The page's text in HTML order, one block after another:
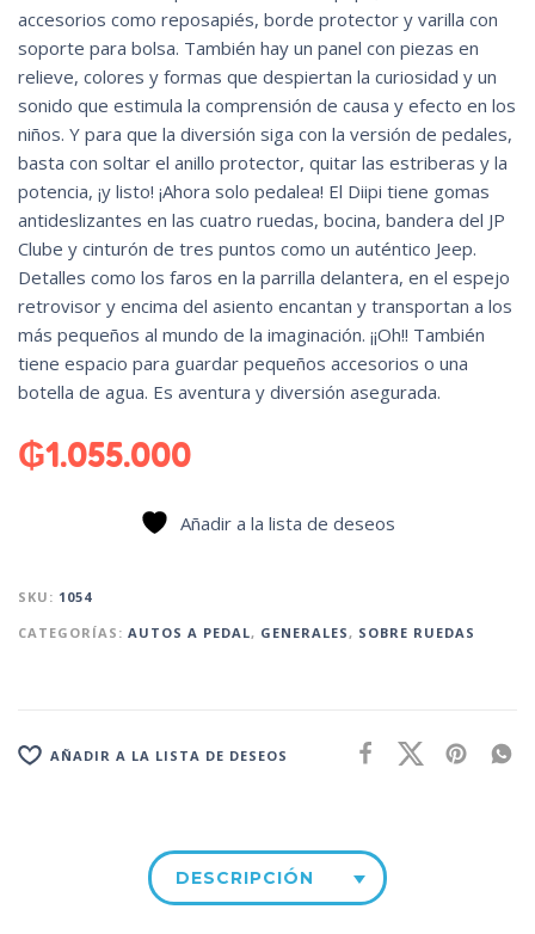
accesorios como reposapiés, borde protector y varilla con
soporte para bolsa. También hay un panel con piezas en
relieve, colores y formas que despiertan la curiosidad y un
sonido que estimula la comprensión de causa y efecto en los
niños. Y para que la diversión siga con la versión de pedales,
basta con soltar el anillo protector, quitar las estriberas y la
potencia, ¡y listo! ¡Ahora solo pedalea! El Diipi tiene gomas
antideslizantes en las cuatro ruedas, bocina, bandera del JP
Clube y cinturón de tres puntos como un auténtico Jeep.
Detalles como los faros en la parrilla delantera, en el espejo
retrovisor y encima del asiento encantan y transportan a los
más pequeños al mundo de la imaginación. ¡¡Oh!! También
tiene espacio para guardar pequeños accesorios o una
botella de agua. Es aventura y diversión asegurada.
₲1.055.000
Añadir a la lista de deseos
SKU: 1054
CATEGORÍAS: AUTOS A PEDAL, GENERALES, SOBRE RUEDAS
AÑADIR A LA LISTA DE DESEOS
DESCRIPCIÓN